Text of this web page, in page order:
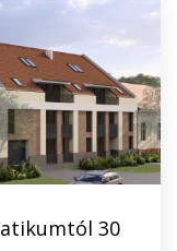
30